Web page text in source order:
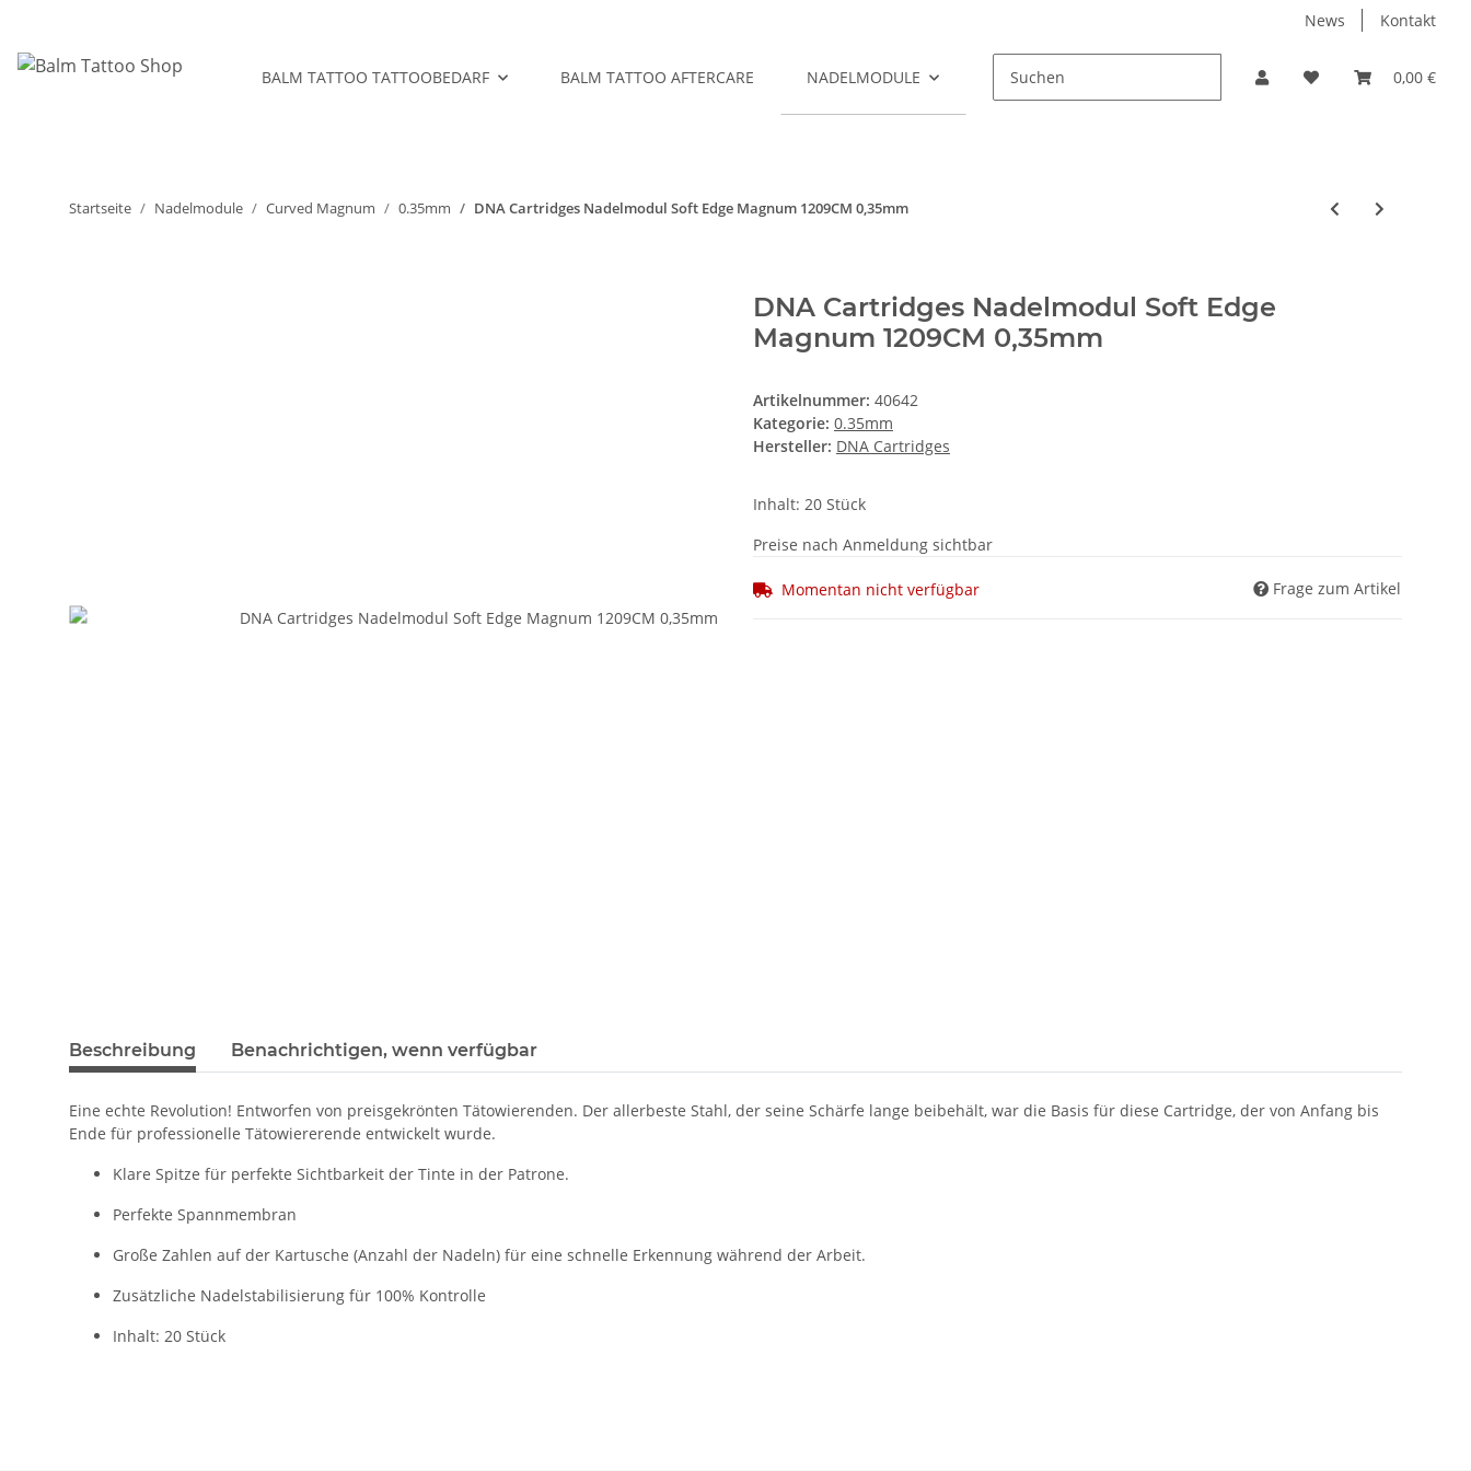
News Kontakt
0,00 €
BALM TATTOO TATTOOBEDARF BALM TATTOO AFTERCARE NADELMODULE PROMO
Startseite Nadelmodule Curved Magnum 0.35mm DNA Cartridges Nadelmodul Soft Edge Magnum 1209CM 0,35mm
DNA Cartridges Nadelmodul Soft Edge
Magnum 1209CM 0,35mm
Artikelnummer: 40642
Kategorie: 0.35mm
Hersteller: DNA Cartridges
Inhalt: 20 Stück
Preise nach Anmeldung sichtbar
Momentan nicht verfügbar Frage zum Artikel
Beschreibung Benachrichtigen, wenn verfügbar
Eine echte Revolution! Entworfen von preisgekrönten Tätowierenden. Der allerbeste Stahl, der seine Schärfe lange beibehält, war die Basis für diese Cartridge, der von Anfang bis
Ende für professionelle Tätowiererende entwickelt wurde.
Klare Spitze für perfekte Sichtbarkeit der Tinte in der Patrone.
Perfekte Spannmembran
Große Zahlen auf der Kartusche (Anzahl der Nadeln) für eine schnelle Erkennung während der Arbeit.
Zusätzliche Nadelstabilisierung für 100% Kontrolle
Inhalt: 20 Stück